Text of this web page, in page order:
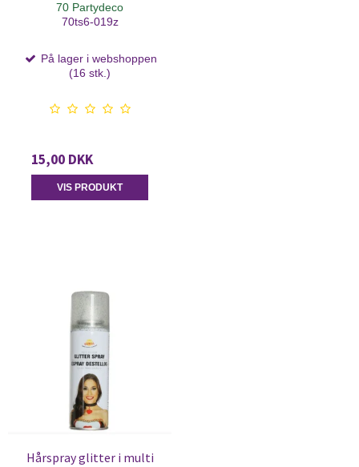
70 Partydeco
70ts6-019z
På lager i webshoppen
(16 stk.)
15,00 DKK
VIS PRODUKT
Hårspray glitter i multi